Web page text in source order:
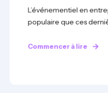
L’événementiel en
populaire que ces
Commencer à lire